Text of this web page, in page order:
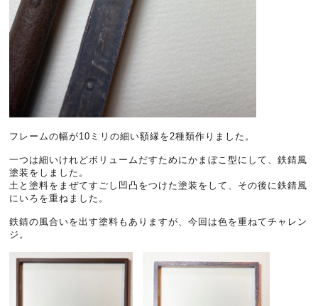
フレームの幅が10ミリの細い額縁を2種類作りました。
一つは細いけれどボリュームだすためにかまぼこ型にして、鉄錆風
塗装をしました。
土と塗料をまぜてすごし凹凸をつけた塗装をして、その後に鉄錆風
にいろを重ねました。
鉄錆の風合いを出す塗料もありますが、今回は色を重ねてチャレン
ジ。